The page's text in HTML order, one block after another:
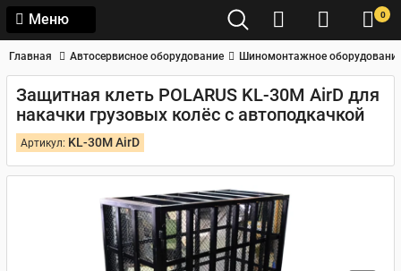
Меню 0
Главная Автосервисное оборудование Шиномонтажное
Защитная клеть POLARUS KL-30M AirD для
накачки грузовых колёс с автоподкачкой
Артикул: KL-30M AirD